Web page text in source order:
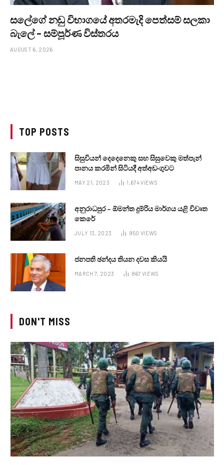
සලේගේ නඩු විභාගයේ අතරමැදි පෙත්සම් සලකා
බැලේ – සම්පූර්ණ විස්තරය
AUGUST 6, 2026
TOP POSTS
සිසුවියන් දෙදෙනෙකු සහ සිසුවෙකු මත්පැන්
පානය කරමින් සිටියදී අත්අඩංගුවට
MAY 21, 2023 1,674VIEWS
අනුරාධපුර – ඕමන්ත දුම්රිය මාර්ගය යළි විවෘත
කෙරේ
JULY 13, 2023 950 VIEWS
ජනපති ඡන්දය තියන දවස කියයි
MARCH 7, 2023 867 VIEWS
DON'T MISS